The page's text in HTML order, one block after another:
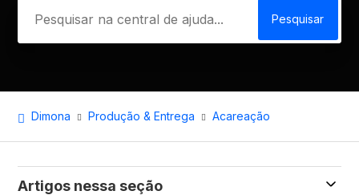
Dimona Produção & Entrega Acareação
Artigos nessa seção